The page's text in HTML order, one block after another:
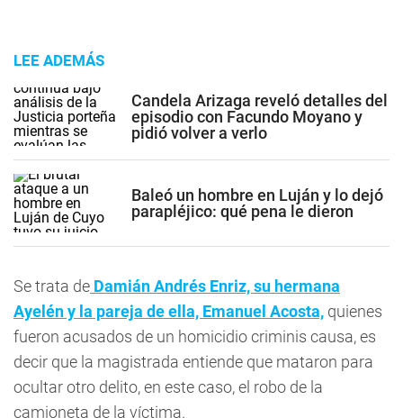
LEE ADEMÁS
Candela Arizaga reveló detalles del
episodio con Facundo Moyano y
pidió volver a verlo
Baleó un hombre en Luján y lo dejó
parapléjico: qué pena le dieron
Se trata de Damián Andrés Enriz, su hermana
Ayelén y la pareja de ella, Emanuel Acosta, quienes
fueron acusados de un homicidio criminis causa, es
decir que la magistrada entiende que mataron para
ocultar otro delito, en este caso, el robo de la
camioneta de la víctima.